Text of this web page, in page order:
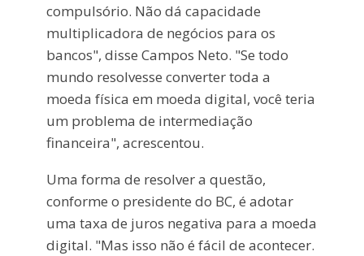
compulsório. Não dá capacidade
multiplicadora de negócios para os
bancos", disse Campos Neto. "Se todo
mundo resolvesse converter toda a
moeda física em moeda digital, você teria
um problema de intermediação
financeira", acrescentou.
Uma forma de resolver a questão,
conforme o presidente do BC, é adotar
uma taxa de juros negativa para a moeda
digital. "Mas isso não é fácil de acontecer.